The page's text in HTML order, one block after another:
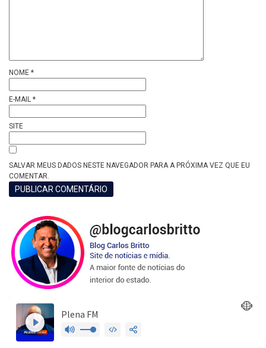
NOME *
E-MAIL *
SITE
SALVAR MEUS DADOS NESTE NAVEGADOR PARA A PRÓXIMA VEZ QUE EU
COMENTAR.